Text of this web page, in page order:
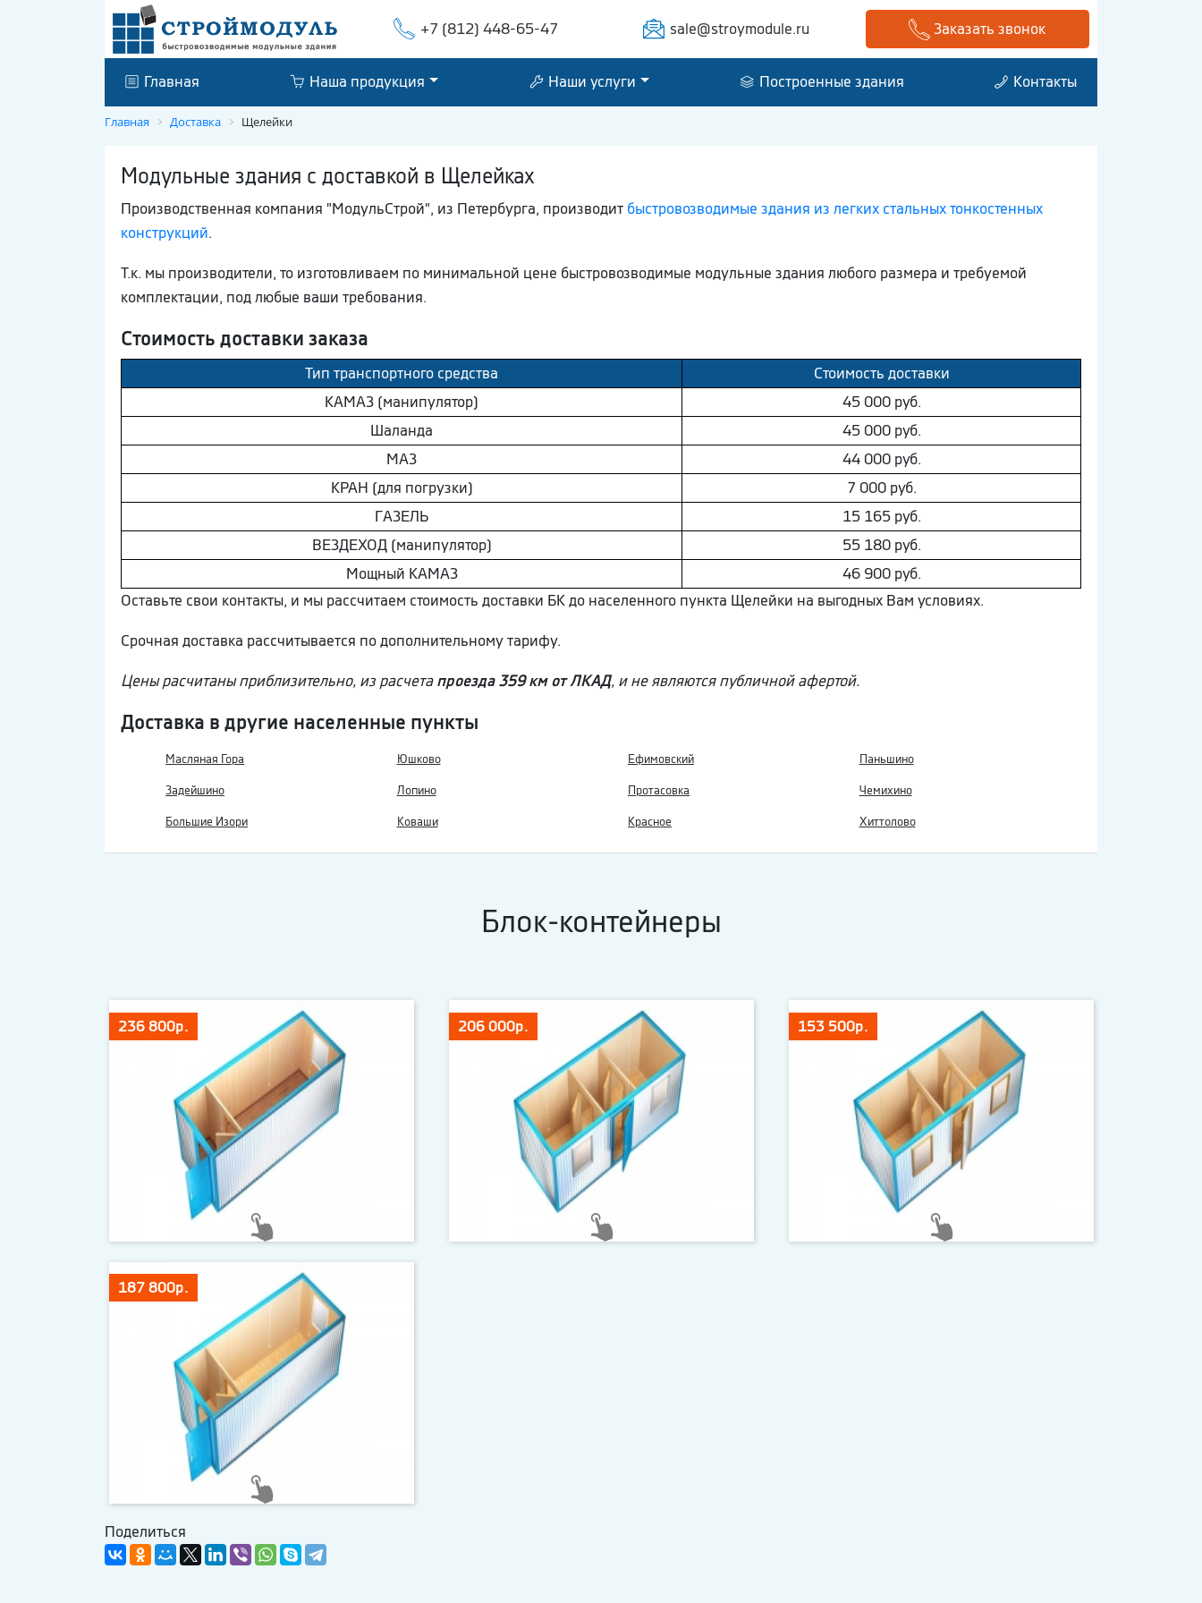
+7 (812) 448-65-47 sale@stroymodule.ru Заказать звонок
Главная Наша продукция Наши услуги Построенные здания Контакты
Главная Доставка Щелейки
Модульные здания с доставкой в Щелейках
Производственная компания "МодульСтрой", из Петербурга, производит быстровозводимые здания из легких стальных тонкостенных
конструкций.
Т.к. мы производители, то изготовливаем по минимальной цене быстровозводимые модульные здания любого размера и требуемой
комплектации, под любые ваши требования.
Стоимость доставки заказа
Тип транспортного средства
Стоимость доставки
КAМAЗ (манипулятор)
45 000 руб.
Шaлaнда
45 000 руб.
МAЗ
44 000 руб.
КРАН (для погрузки)
7 000 руб.
ГAЗEЛЬ
15 165 руб.
ВEЗДEХОД (манипулятор)
55 180 руб.
Мощный КAМAЗ
46 900 руб.
Оставьте свои контакты, и мы рассчитаем стоимость доставки БК до населенного пункта Щелейки на выгодных Вам условиях.
Срочная доставка рассчитывается по дополнительному тарифу.
Цены расчитаны приблизительно, из расчетапроезда 359 км от ЛКАД, и не являются публичной афертой.
Доставка в другие населенные пункты
Масляная Гора Юшково Ефимовский Паньшино
Задейшино Лопино Протасовка Чемихино
Большие Изори Коваши Красное Хиттолово
Блок-контейнеры
236 800р. 206 000р. 153 500р.
187 800р.
Поделиться